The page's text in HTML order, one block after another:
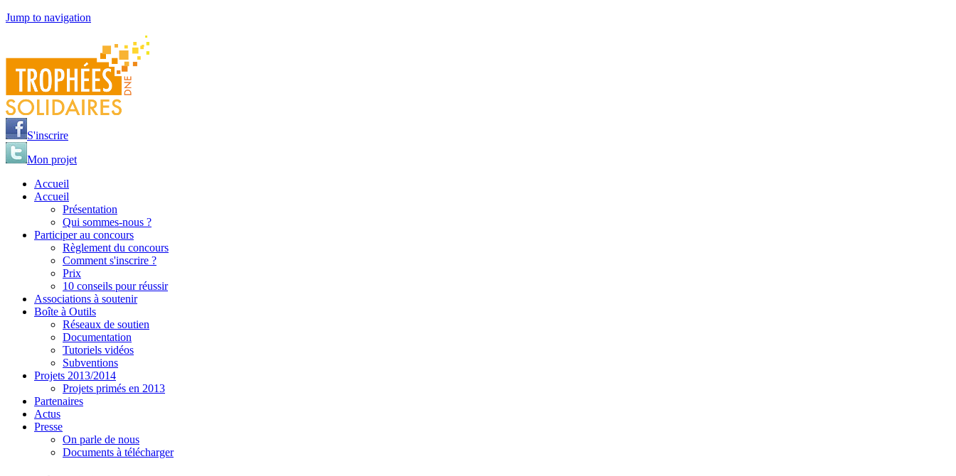
Jump to navigation
S'inscrire
Mon projet
Accueil
Accueil
Présentation
Qui sommes-nous ?
Participer au concours
Règlement du concours
Comment s'inscrire ?
Prix
10 conseils pour réussir
Associations à soutenir
Boîte à Outils
Réseaux de soutien
Documentation
Tutoriels vidéos
Subventions
Projets 2013/2014
Projets primés en 2013
Partenaires
Actus
Presse
On parle de nous
Documents à télécharger